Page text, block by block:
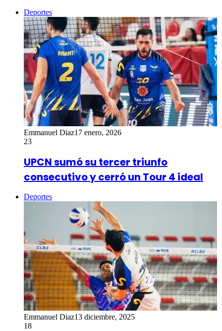
Deportes
Emmanuel Diaz17 enero, 2026
23
UPCN sumó su tercer triunfo
consecutivo y cerró un Tour 4 ideal
Deportes
Emmanuel Diaz13 diciembre, 2025
18